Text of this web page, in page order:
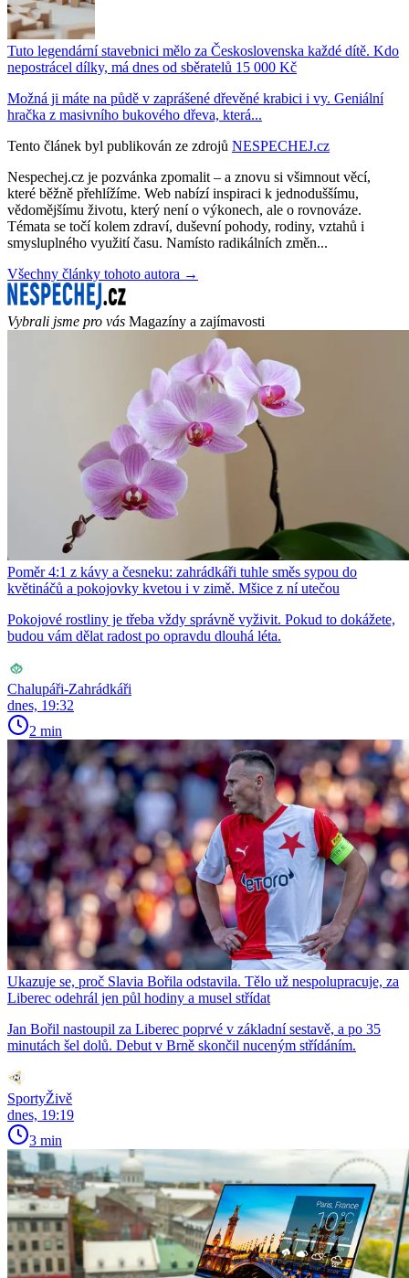
Tuto legendární stavebnici mělo za Československa každé dítě. Kdo
nepostrácel dílky, má dnes od sběratelů 15 000 Kč
Možná ji máte na půdě v zaprášené dřevěné krabici i vy. Geniální
hračka z masivního bukového dřeva, která...
Tento článek byl publikován ze zdrojů NESPECHEJ.cz
Nespechej.cz je pozvánka zpomalit – a znovu si všimnout věcí,
které běžně přehlížíme. Web nabízí inspiraci k jednoduššímu,
vědomějšímu životu, který není o výkonech, ale o rovnováze.
Témata se točí kolem zdraví, duševní pohody, rodiny, vztahů i
smysluplného využití času. Namísto radikálních změn...
Všechny články tohoto autora →
Vybrali jsme pro vás Magazíny a zajímavosti
Poměr 4:1 z kávy a česneku: zahrádkáři tuhle směs sypou do
květináčů a pokojovky kvetou i v zimě. Mšice z ní utečou
Pokojové rostliny je třeba vždy správně vyživit. Pokud to dokážete,
budou vám dělat radost po opravdu dlouhá léta.
Chalupáři-Zahrádkáři
dnes, 19:32
2 min
Ukazuje se, proč Slavia Bořila odstavila. Tělo už nespolupracuje, za
Liberec odehrál jen půl hodiny a musel střídat
Jan Bořil nastoupil za Liberec poprvé v základní sestavě, a po 35
minutách šel dolů. Debut v Brně skončil nuceným střídáním.
SportyŽivě
dnes, 19:19
3 min